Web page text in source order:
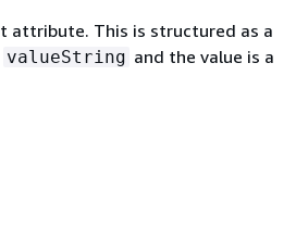
attribute. This is structured as a
valueString and the value is a